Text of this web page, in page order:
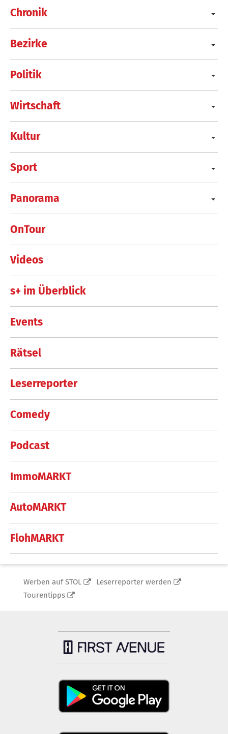
Chronik
Bezirke
Politik
Wirtschaft
Kultur
Sport
Panorama
OnTour
Videos
s+ im Überblick
Events
Rätsel
Leserreporter
Comedy
Podcast
ImmoMARKT
AutoMARKT
FlohMARKT
Werben auf STOL
Leserreporter werden
Tourentipps